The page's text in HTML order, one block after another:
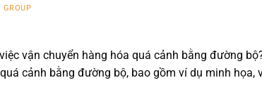
GROUP
vận chuyển hàng hóa quá cảnh bằng đường
cảnh bằng đường bộ, bao gồm ví dụ minh họa,